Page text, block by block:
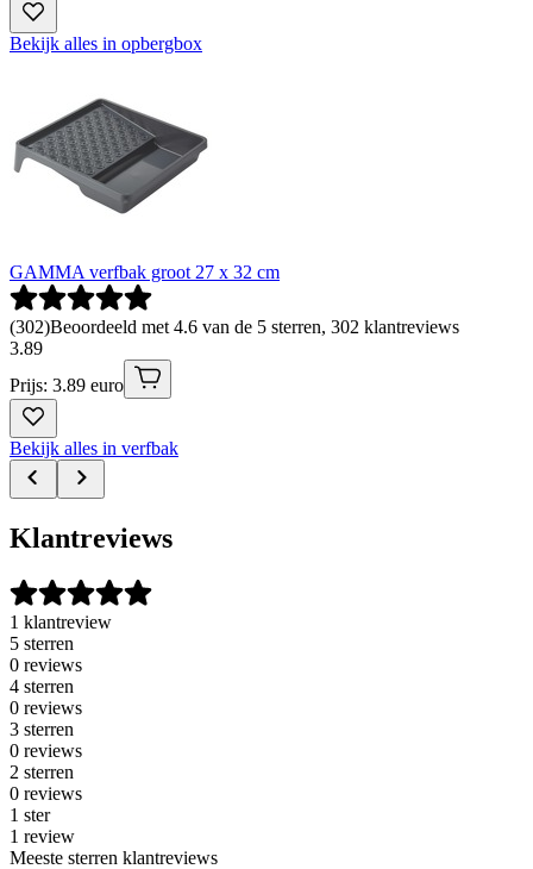
Bekijk alles in opbergbox
GAMMA verfbak groot 27 x 32 cm
(302)Beoordeeld met 4.6 van de 5 sterren, 302 klantreviews
3.89
Prijs: 3.89 euro
Bekijk alles in verfbak
Klantreviews
1 klantreview
5 sterren
0 reviews
4 sterren
0 reviews
3 sterren
0 reviews
2 sterren
0 reviews
1 ster
1 review
Meeste sterren klantreviews